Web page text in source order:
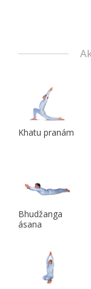
Khatu pranám
Bhudžanga
ásana